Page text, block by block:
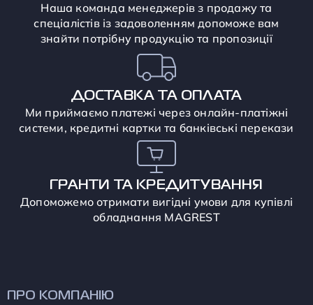
Наша команда менеджерів з продажу та
спеціалістів із задоволенням допоможе вам
знайти потрібну продукцію та пропозиції
ДОСТАВКА ТА ОПЛАТА
Ми приймаємо платежі через онлайн-платіжні
системи, кредитні картки та банківські перекази
ГРАНТИ ТА КРЕДИТУВАННЯ
Допоможемо отримати вигідні умови для купівлі
обладнання MAGREST
ПРО КОМПАНІЮ